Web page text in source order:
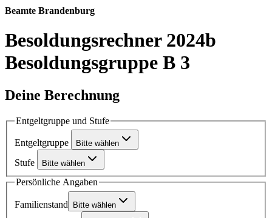
Beamte Brandenburg
Besoldungsrechner 2024b
Besoldungsgruppe B 3
Deine Berechnung
Entgeltgruppe und Stufe
Entgeltgruppe Bitte wählen
Stufe Bitte wählen
Persönliche Angaben
Familienstand Bitte wählen